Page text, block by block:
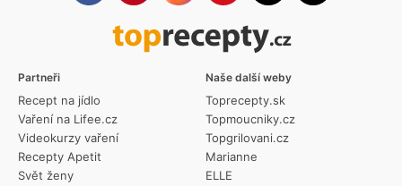
Partneři
Recept na jídlo
Vaření na Lifee.cz
Videokurzy vaření
Recepty Apetit
Svět ženy
Naše další weby
Toprecepty.sk
Topmoucniky.cz
Topgrilovani.cz
Marianne
ELLE